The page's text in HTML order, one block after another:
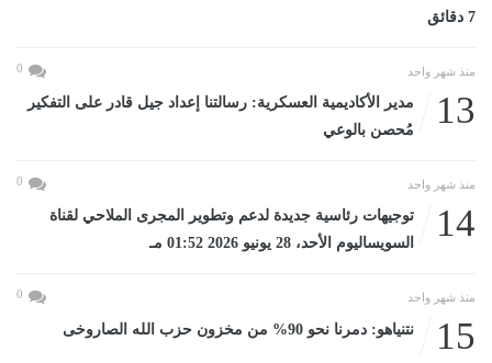
7 دقائق
منذ شهر واحد 0
13
مدير الأكاديمية العسكرية: رسالتنا إعداد جيل قادر على التفكير
مُحصن بالوعي
منذ شهر واحد 0
14
توجيهات رئاسية جديدة لدعم وتطوير المجرى الملاحي لقناة
السويساليوم الأحد، 28 يونيو 2026 01:52 مـ
منذ شهر واحد 0
15 نتنياهو: دمرنا نحو 90% من مخزون حزب الله الصاروخى